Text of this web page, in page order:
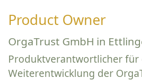
Product Owner
OrgaTrust GmbH in
Produktverantwortlicher für
Weiterentwicklung der